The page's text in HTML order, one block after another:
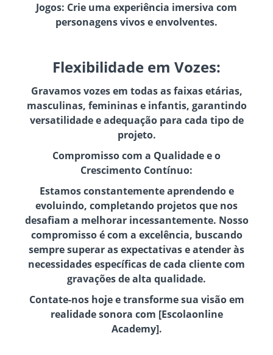
Jogos: Crie uma experiência imersiva com
personagens vivos e envolventes.
Flexibilidade em Vozes:
Gravamos vozes em todas as faixas etárias,
masculinas, femininas e infantis, garantindo
versatilidade e adequação para cada tipo de
projeto.
Compromisso com a Qualidade e o
Crescimento Contínuo:
Estamos constantemente aprendendo e
evoluindo, completando projetos que nos
desafiam a melhorar incessantemente. Nosso
compromisso é com a excelência, buscando
sempre superar as expectativas e atender às
necessidades específicas de cada cliente com
gravações de alta qualidade.
Contate-nos hoje e transforme sua visão em
realidade sonora com [Escolaonline
Academy].